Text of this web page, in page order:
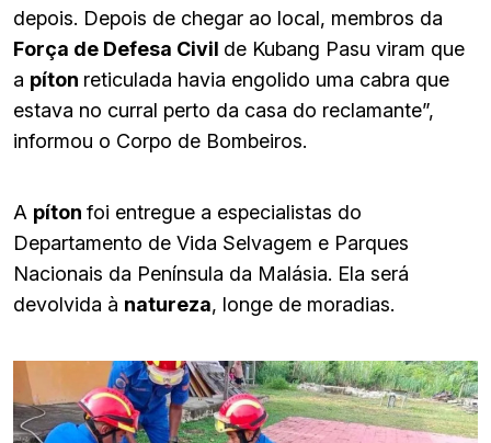
depois. Depois de chegar ao local, membros da
Força de Defesa Civil de Kubang Pasu viram que
a píton reticulada havia engolido uma cabra que
estava no curral perto da casa do reclamante”,
informou o Corpo de Bombeiros.
A píton foi entregue a especialistas do
Departamento de Vida Selvagem e Parques
Nacionais da Península da Malásia. Ela será
devolvida à natureza, longe de moradias.